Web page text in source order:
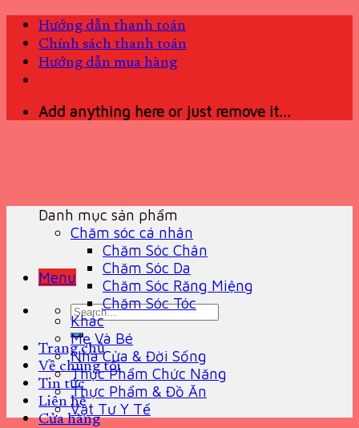
Skip
content
Hướng dẫn thanh toán
Chính sách thanh toán
Hướng dẫn mua hàng
Add anything here or just remove it...
Menu
Search
for:
Trang chủ
Về chúng tôi
Tin tức
Liên hệ
Cửa hàng
Danh mục sản phẩm
Chăm sóc cá nhân
Chăm Sóc Chân
Chăm Sóc Da
Chăm Sóc Răng Miệng
Chăm Sóc Tóc
Khác
Mẹ Và Bé
Nhà Cửa & Đời Sống
Thực Phẩm Chức Năng
Thực Phẩm & Đồ Ăn
Vật Tư Y Tế